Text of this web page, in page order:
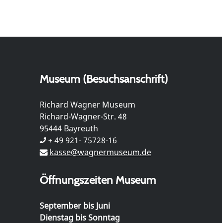
Museum (Besuchsanschrift)
Richard Wagner Museum
Richard-Wagner-Str. 48
95444 Bayreuth
+ 49 921- 75728-16
kasse@wagnermuseum.de
Öffnungszeiten Museum
September bis Juni
Dienstag bis Sonntag